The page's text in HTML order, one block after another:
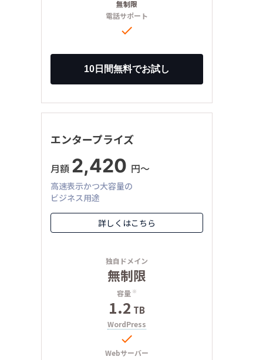
無制限
電話サポート

エンタープライズ
月額 2,420 円〜
高速表示かつ大容量の
ビジネス用途
詳しくはこちら
独自ドメイン
無制限
容量 ※
1.2 TB
WordPress

Webサーバー